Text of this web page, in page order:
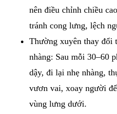
nên điều chỉnh chiều
tránh cong lưng, lệch
Thường xuyên thay đổi
nhàng: Sau mỗi 30–60
dậy, đi lại nhẹ nhàng,
vươn vai, xoay người
vùng lưng dưới.